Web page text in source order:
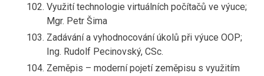
Využití technologie virtuálních počítačů ve výuce;
Mgr. Petr Šima
Zadávání a vyhodnocování úkolů při výuce OOP;
Ing. Rudolf Pecinovský, CSc.
Zeměpis – moderní pojetí zeměpisu s využitím